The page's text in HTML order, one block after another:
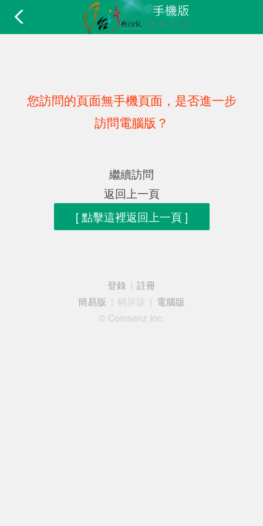
您訪問的頁面無手機頁面，是否進一步
訪問電腦版？
繼續訪問
返回上一頁
[ 點擊這裡返回上一頁 ]
登錄
註冊
簡易版
觸屏版
電腦版
© Comsenz Inc.